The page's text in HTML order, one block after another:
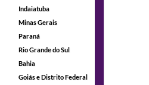
Indaiatuba
Minas Gerais
Paraná
Rio Grande do Sul
Bahia
Goiás e Distrito Federal